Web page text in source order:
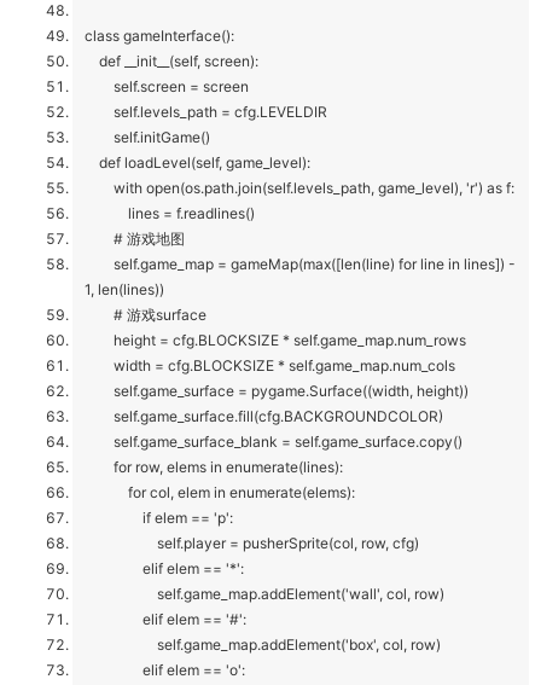
class gameInterface():
def __init__(self, screen):
self.screen = screen
self.levels_path = cfg.LEVELDIR
self.initGame()
def loadLevel(self, game_level):
with open(os.path.join(self.levels_path, game_level), 'r') as f:
lines = f.readlines()
# 游戏地图
self.game_map = gameMap(max([len(line) for line in lines]) -
1, len(lines))
# 游戏surface
height = cfg.BLOCKSIZE * self.game_map.num_rows
width = cfg.BLOCKSIZE * self.game_map.num_cols
self.game_surface = pygame.Surface((width, height))
self.game_surface.fill(cfg.BACKGROUNDCOLOR)
self.game_surface_blank = self.game_surface.copy()
for row, elems in enumerate(lines):
for col, elem in enumerate(elems):
if elem == 'p':
self.player = pusherSprite(col, row, cfg)
elif elem == '*':
self.game_map.addElement('wall', col, row)
elif elem == '#':
self.game_map.addElement('box', col, row)
elif elem == 'o':